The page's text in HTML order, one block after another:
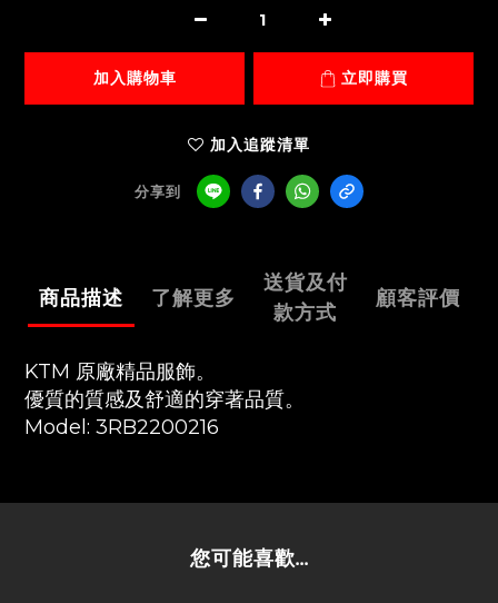
加入購物車 立即購買
加入追蹤清單
分享到
商品描述 了解更多
送貨及付
款方式
顧客評價
KTM 原廠精品服飾。
優質的質感及舒適的穿著品質。
Model: 3RB2200216
您可能喜歡...